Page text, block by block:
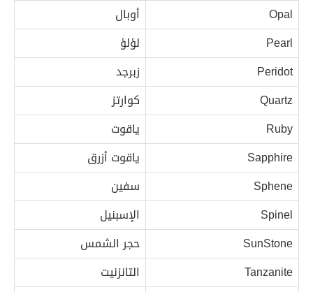
Opal
أوبال
Pearl
لؤلؤ
Peridot
زبرجد
Quartz
كوارتز
Ruby
ياقوت
Sapphire
ياقوت أزرق
Sphene
سفين
Spinel
الإسبنيل
SunStone
حجر الشمس
Tanzanite
التانزنيت